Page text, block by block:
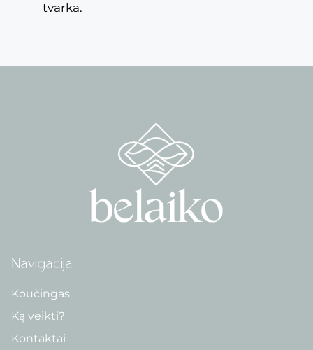
tvarka.
Navigacija
Koučingas
Ką veikti?
Kontaktai